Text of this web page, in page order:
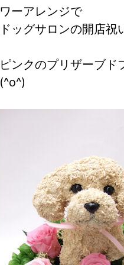
ワーアレンジで
ドッグサロンの開店祝
ピンクのプリザーブド
(^o^)